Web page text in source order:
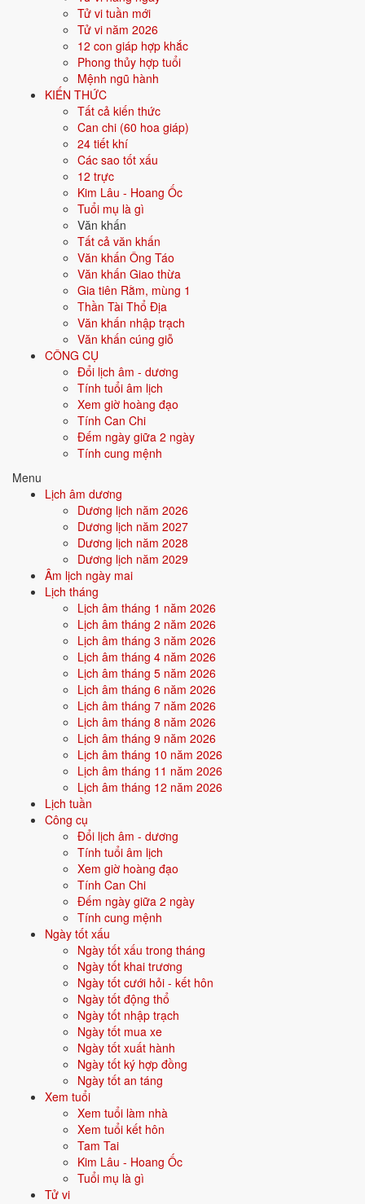
Tử vi tuần mới
Tử vi năm 2026
12 con giáp hợp khắc
Phong thủy hợp tuổi
Mệnh ngũ hành
KIẾN THỨC
Tất cả kiến thức
Can chi (60 hoa giáp)
24 tiết khí
Các sao tốt xấu
12 trực
Kim Lâu - Hoang Ốc
Tuổi mụ là gì
Văn khấn
Tất cả văn khấn
Văn khấn Ông Táo
Văn khấn Giao thừa
Gia tiên Rằm, mùng 1
Thần Tài Thổ Địa
Văn khấn nhập trạch
Văn khấn cúng giỗ
CÔNG CỤ
Đổi lịch âm - dương
Tính tuổi âm lịch
Xem giờ hoàng đạo
Tính Can Chi
Đếm ngày giữa 2 ngày
Tính cung mệnh
Menu
Lịch âm dương
Dương lịch năm 2026
Dương lịch năm 2027
Dương lịch năm 2028
Dương lịch năm 2029
Âm lịch ngày mai
Lịch tháng
Lịch âm tháng 1 năm 2026
Lịch âm tháng 2 năm 2026
Lịch âm tháng 3 năm 2026
Lịch âm tháng 4 năm 2026
Lịch âm tháng 5 năm 2026
Lịch âm tháng 6 năm 2026
Lịch âm tháng 7 năm 2026
Lịch âm tháng 8 năm 2026
Lịch âm tháng 9 năm 2026
Lịch âm tháng 10 năm 2026
Lịch âm tháng 11 năm 2026
Lịch âm tháng 12 năm 2026
Lịch tuần
Công cụ
Đổi lịch âm - dương
Tính tuổi âm lịch
Xem giờ hoàng đạo
Tính Can Chi
Đếm ngày giữa 2 ngày
Tính cung mệnh
Ngày tốt xấu
Ngày tốt xấu trong tháng
Ngày tốt khai trương
Ngày tốt cưới hỏi - kết hôn
Ngày tốt động thổ
Ngày tốt nhập trạch
Ngày tốt mua xe
Ngày tốt xuất hành
Ngày tốt ký hợp đồng
Ngày tốt an táng
Xem tuổi
Xem tuổi làm nhà
Xem tuổi kết hôn
Tam Tai
Kim Lâu - Hoang Ốc
Tuổi mụ là gì
Tử vi
Thân - Con Khỉ
Tuyền Trung Thủy
Mệnh ngũ hành 💧Thủy
Đen
Hướng hợp
Hành tương sinh
Kim (Kim sinh Thủy); Mộc (Thủy sinh
Hành tương khắc
Thổ (Thổ khắc Thủy); Hỏa (Thủy khắc
Hỏa)
Tuổi năm 2026 23 tuổi mụ / 22 tuổi dương - Trưởng thành
Ý nghĩa nạp âm Tuyền Trung Thủy
Người sinh năm2004mang nạp âm
Nước trong suối . Đây là một trong các nạp âm thuộc hành
trong vòng 60 hoa giáp.
Tượng trưng cho nước, sự mềm mại, lưu chuyển. Người mệnh Thủy
thông minh, khéo léo, trí tuệ.
Tìm hiểu chi tiết nạp âm Tuyền Trung Thủy: màu hợp, hướng tốt, năm
sinh, tương sinh tương khắc →
Quan hệ Can × Chi (Kim khắc Mộc):
cảnh chế ngự bản thân. Cuộc đời nhiều thử thách, ràng buộc từ ngoại
Điểm mạnh:Kiên cường, biết tự lực, trưởng thành sớm trong
nghịch cảnh.
Điểm cần lưu ý:Áp lực dồn từ môi trường, cần xây dựng nội lực
vững vàng.
Bối cảnh vận khí khi sinh năm 2004
Người sinh năm2004rơi vào Vận 8 - Bát Bạch Thổ
trong chu kỳ Tam Nguyên Cửu Vận. Mệnh Thủy sinh trong Vận 8 Bát
Bạch Thổ (Thổ) - thổ khắc thủy: bản mệnh phải vượt qua thử thách
của thời đại để khẳng định mình, nhưng nếu vượt được sẽ tạo nên dấu
Tính chất vận:
động sản, đô thị hoá.
Quan hệ mệnh × vận:Thổ khắc Thủy.
Vận năm 2026 Bính Ngọ cho người sinh năm 2004
2026(Bính Ngọ), người tuổi
- thuộc nhóm Trưởng thành. Quan hệ với Thái Tuế năm xem:
hoà với Thái Tuế.
Năm tương đối ổn định - không có biến động lớn về vận khí.
Năm 2026 người sinh năm 2004 nên tập trung gì?
22 (Trưởng thành), người sinh năm 2004 nên ưu tiên các
chủ đề sau:
Tình duyên - kết hôn
Mua nhà - mua xe